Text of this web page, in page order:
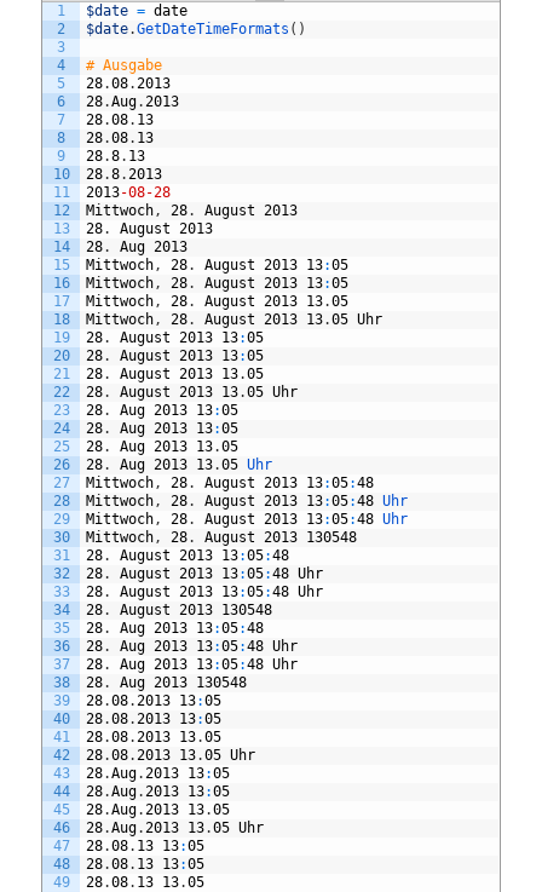
1
2
3
4
5
6
7
8
9
10
11
12
13
14
15
16
17
18
19
20
21
22
23
24
25
26
27
28
29
30
31
32
33
34
35
36
37
38
39
40
41
42
43
44
45
46
47
48
49
$date = date
$date.GetDateTimeFormats ( )
# Ausgabe
28.08. 2013
28.Aug. 2013
28.08. 13
28.08. 13
28.8. 13
28.8. 2013
2013-08-28
Mittwoch , 28. August
2013
28. August
2013
28. Aug 2013
Mittwoch , 28. August 2013 13:05
Mittwoch , 28. August 2013 13:05
Mittwoch , 28. August 2013 13.05
Mittwoch , 28. August 2013 13.05 Uhr
28. August 2013 13:05
28. August 2013 13:05
28. August 2013 13.05
28. August 2013 13.05 Uhr
28. Aug 2013 13:05
28. Aug 2013 13:05
28. Aug 2013 13.05
28. Aug 2013 13.05 Uhr
Mittwoch , 28. August 2013 13:05:48
Mittwoch , 28. August 2013 13:05:48 Uhr
Mittwoch , 28. August 2013 13:05:48 Uhr
Mittwoch , 28. August 2013 130548
28. August 2013 13:05:48
28. August 2013 13:05:48 Uhr
28. August 2013 13:05:48 Uhr
28. August 2013 130548
28. Aug 2013 13:05:48
28. Aug 2013 13:05:48 Uhr
28. Aug 2013 13:05:48 Uhr
28. Aug 2013 130548
28.08. 2013 13:05
28.08. 2013 13:05
28.08. 2013 13.05
28.08. 2013 13.05 Uhr
28.Aug. 2013 13:05
28.Aug. 2013 13:05
28.Aug. 2013 13.05
28.Aug. 2013 13.05 Uhr
28.08. 13 13:05
28.08. 13 13:05
28.08. 13 13.05